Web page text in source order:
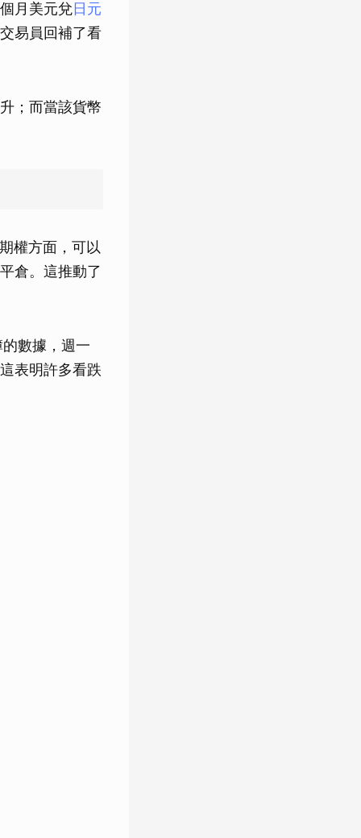
月美元兌日元
易員回補了看
；而當該貨幣
期權方面，可以
倉。這推動了
數據，週一
表明許多看跌